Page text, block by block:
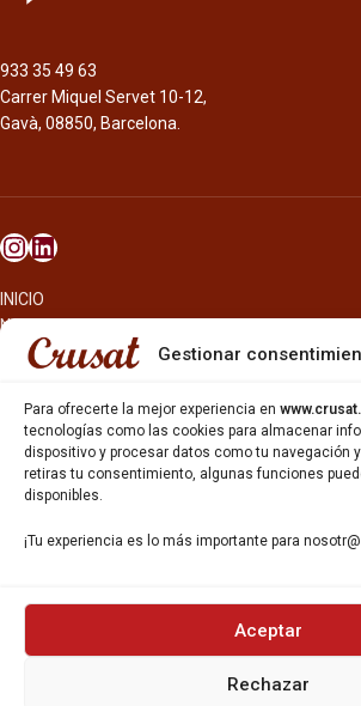
Gestionar
Para ofrecerte la mejor experiencia en
tecnologías como las cookies para almacenar
dispositivo y procesar datos como tu navegación
retiras tu consentimiento, algunas funciones
disponibles.
¡Tu experiencia es lo más importante para
Aceptar
Rechazar
933 35 49 63
Carrer Miquel Servet 10-12,
Gavà, 08850, Barcelona.
INICIO
NOSOTROS
CERVEZAS
OTROS PRODUCTOS
REPARTO EN BARCELONA
HOSTELERÍA Y PEQUEÑA ALIMENTACIÓN
CARTAS DE CERVEZAS Y VINO
CATAS Y FORMACIONES
SERVICIO TÉCNICO
GESTIÓN DE